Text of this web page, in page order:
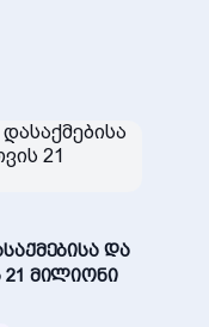
და
21 მილიონი